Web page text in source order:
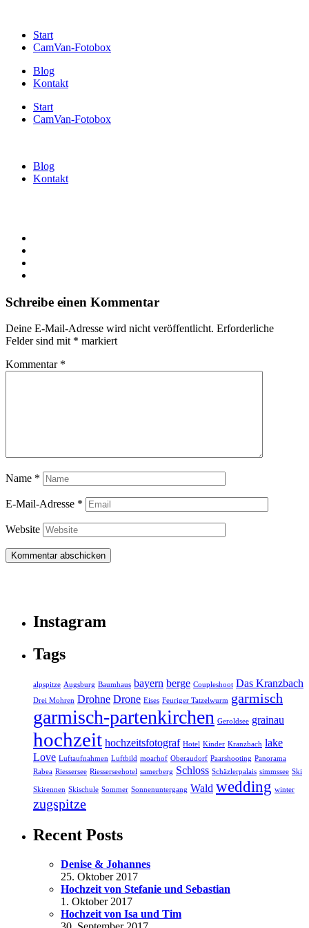
Start
CamVan-Fotobox
Blog
Kontakt
Start
CamVan-Fotobox
Blog
Kontakt
Schreibe einen Kommentar
Deine E-Mail-Adresse wird nicht veröffentlicht. Erforderliche
Felder sind mit * markiert
Kommentar *
Name *
E-Mail-Adresse *
Website
Instagram
Tags
alpspitze Augsburg Baumhaus bayern berge Coupleshoot Das Kranzbach
Drei Mohren Drohne Drone Eises Feuriger Tatzelwurm garmisch
garmisch-partenkirchen Geroldsee grainau
hochzeit hochzeitsfotograf Hotel Kinder Kranzbach lake
Love Luftaufnahmen Luftbild moarhof Oberaudorf Paarshooting Panorama
Rabea Riessersee Riesserseehotel samerberg Schloss Schäzlerpalais simmssee Ski
Skirennen Skischule Sommer Sonnenuntergang Wald wedding winter
zugspitze
Recent Posts
Denise & Johannes
25. Oktober 2017
Hochzeit von Stefanie und Sebastian
1. Oktober 2017
Hochzeit von Isa und Tim